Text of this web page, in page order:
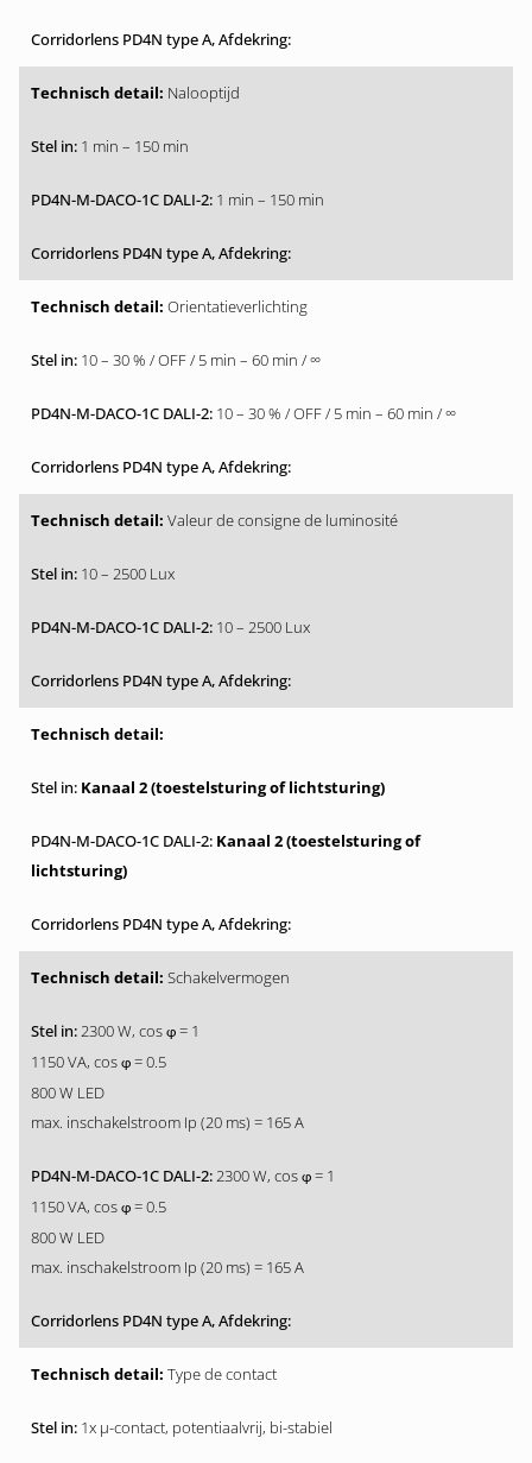
Nalooptijd
1 min – 150 min
1 min – 150 min
Orientatieverlichting
10 – 30 % / OFF / 5 min – 60 min / ∞
10 – 30 % / OFF / 5 min – 60 min / ∞
Valeur de consigne de luminosité
10 – 2500 Lux
10 – 2500 Lux
Kanaal 2 (toestelsturing of lichtsturing)
Kanaal 2 (toestelsturing of
lichtsturing)
Schakelvermogen
2300 W, cos φ = 1
1150 VA, cos φ = 0.5
800 W LED
max. inschakelstroom Ip (20 ms) = 165 A
2300 W, cos φ = 1
1150 VA, cos φ = 0.5
800 W LED
max. inschakelstroom Ip (20 ms) = 165 A
Type de contact
1x µ-contact, potentiaalvrij, bi-stabiel